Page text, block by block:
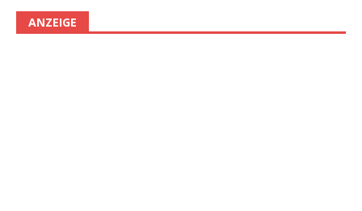
ANZEIGE